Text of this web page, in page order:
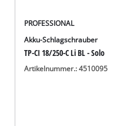
PROFESSIONAL
Akku-Schlagschrauber
TP-CI 18/250-C Li BL - Solo
Artikelnummer.: 4510095